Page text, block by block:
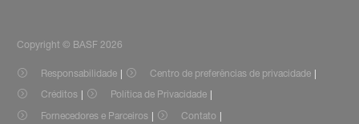
Copyright © BASF 2026
Responsabilidade
Centro de preferências de privacidade
Créditos
Política de Privacidade
Fornecedores e Parceiros
Contato